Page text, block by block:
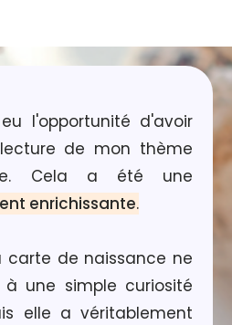
l'opportunité d'avoir
de mon thème
Cela a été une
enrichissante.
carte de naissance ne
une simple curiosité
elle a véritablement